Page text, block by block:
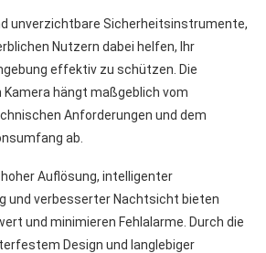
unverzichtbare Sicherheitsinstrumente,
Nutzern dabei helfen, Ihr
effektiv zu schützen. Die
hängt maßgeblich vom
Anforderungen und dem
ab.
Auflösung, intelligenter
und verbesserter Nachtsicht bieten
und minimieren Fehlalarme. Durch die
Design und langlebiger